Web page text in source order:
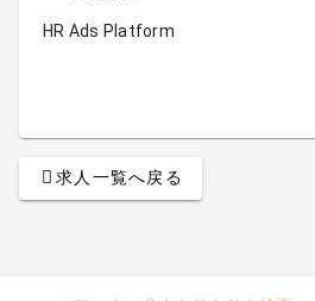
HR Ads Platform
求人一覧へ戻る